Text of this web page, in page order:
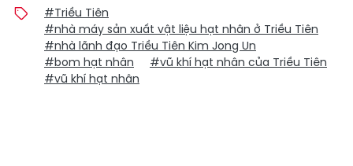
#Triều Tiên
#nhà máy sản xuất vật liệu hạt nhân ở Triều Tiên
#nhà lãnh đạo Triều Tiên Kim Jong Un
#bom hạt nhân
#vũ khí hạt nhân của Triều Tiên
#vũ khí hạt nhân